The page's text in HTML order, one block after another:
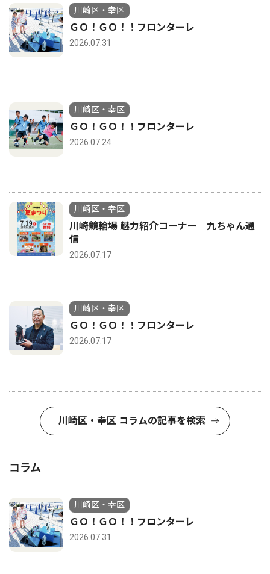
川崎区・幸区
ＧＯ！ＧＯ！！フロンターレ
2026.07.31
川崎区・幸区
ＧＯ！ＧＯ！！フロンターレ
2026.07.24
川崎区・幸区
川崎競輪場 魅力紹介コーナー 九ちゃん通
信
2026.07.17
川崎区・幸区
ＧＯ！ＧＯ！！フロンターレ
2026.07.17
川崎区・幸区 コラムの記事を検索
コラム
川崎区・幸区
ＧＯ！ＧＯ！！フロンターレ
2026.07.31